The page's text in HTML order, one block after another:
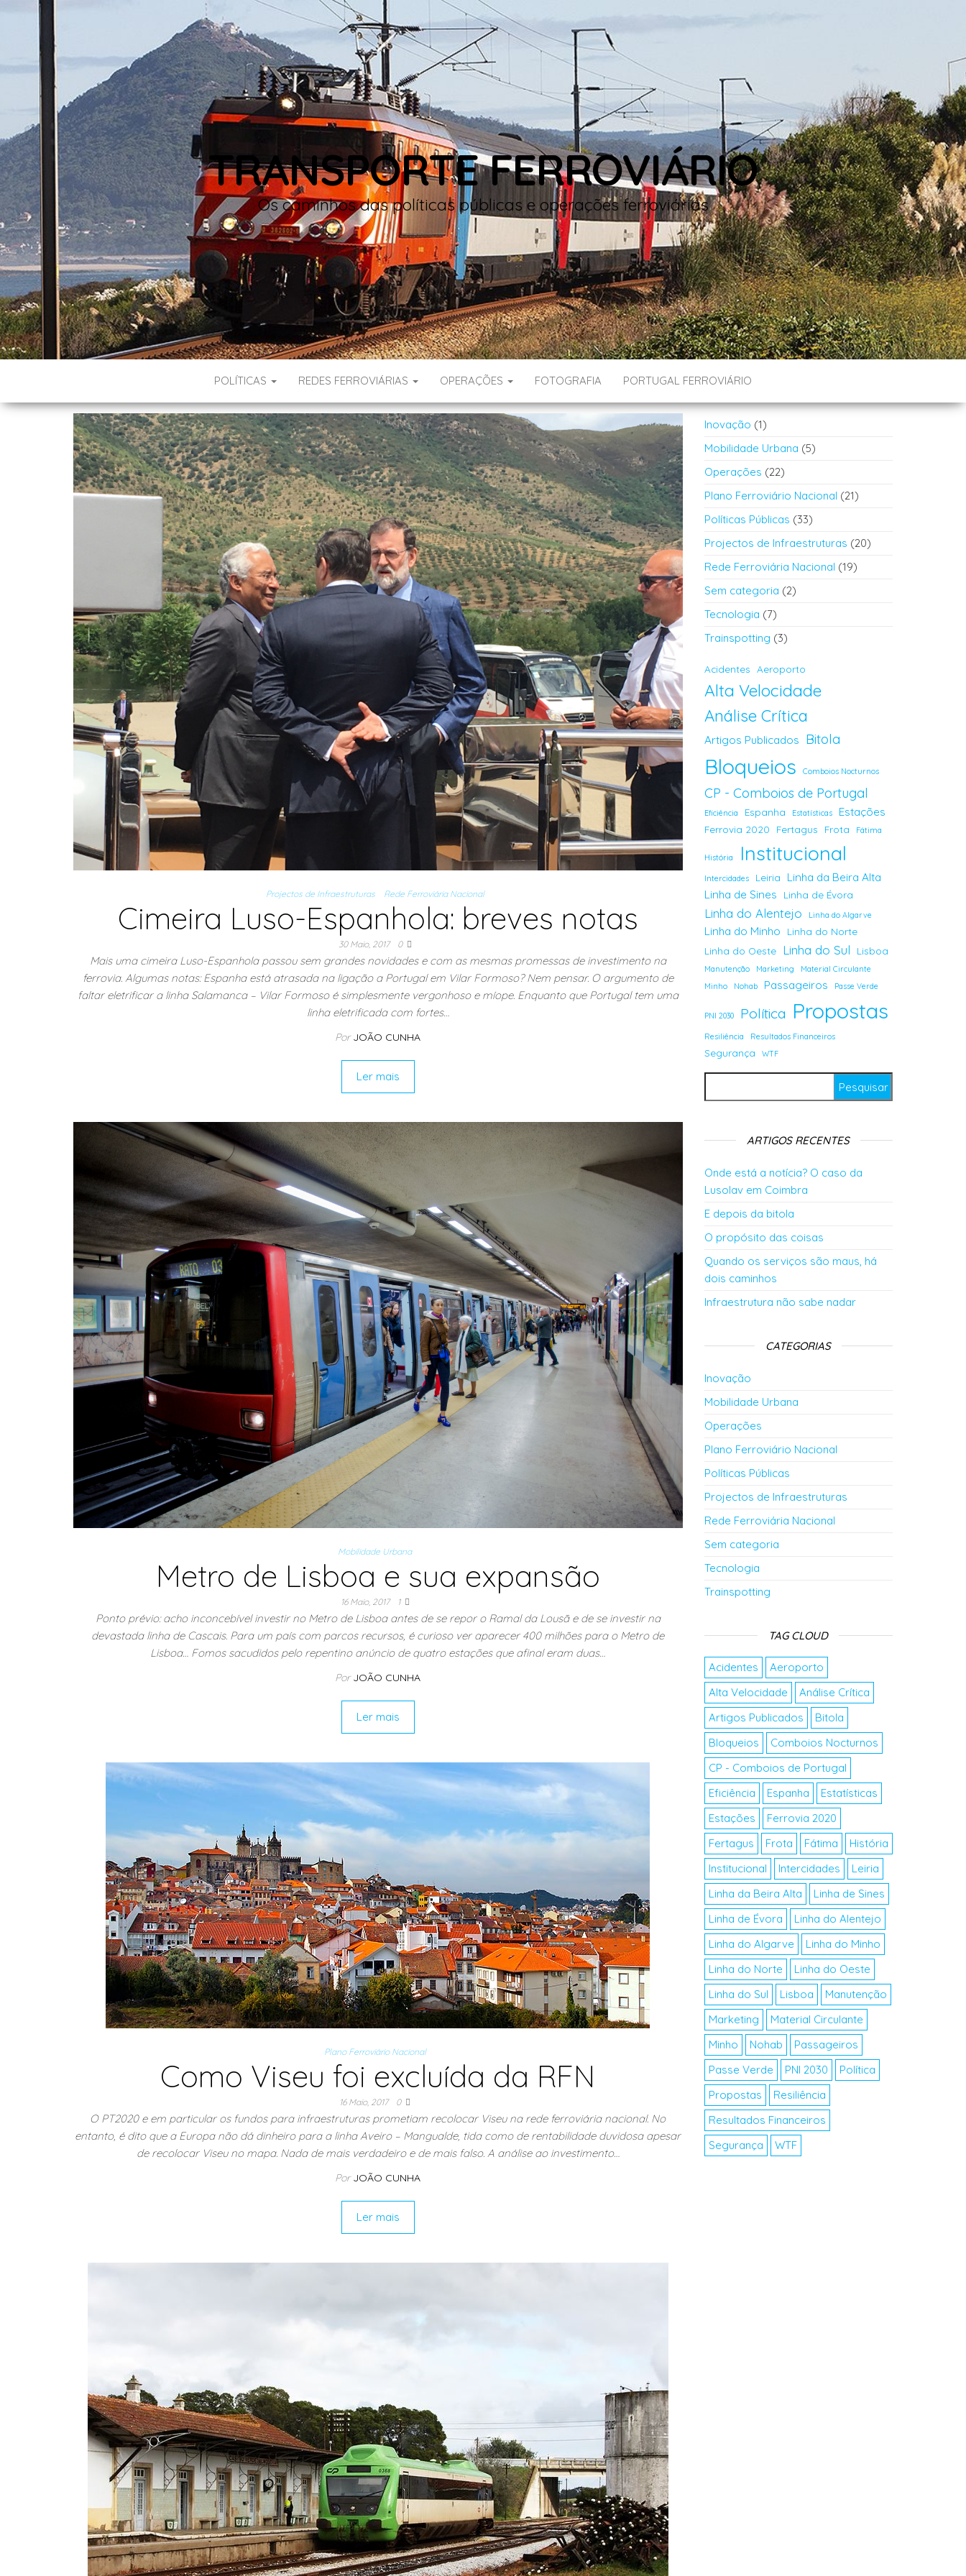
TRANSPORTE FERROVIÁRIO
Os caminhos das políticas públicas e operações ferroviárias
POLÍTICAS REDES FERROVIÁRIAS OPERAÇÕES FOTOGRAFIA PORTUGAL FERROVIÁRIO
Projectos de Infraestruturas Rede Ferroviária Nacional
Cimeira Luso-Espanhola: breves notas
30 Maio, 2017 0
Mais uma cimeira Luso-Espanhola passou sem grandes novidades e com as mesmas promessas de investimento na
ferrovia. Algumas notas: Espanha está atrasada na ligação a Portugal em Vilar Formoso? Nem pensar. O argumento de
faltar eletrificar a linha Salamanca – Vilar Formoso é simplesmente vergonhoso e míope. Enquanto que Portugal tem uma
linha eletrificada com fortes…
Por JOÃO CUNHA
Ler mais
Mobilidade Urbana
Metro de Lisboa e sua expansão
16 Maio, 2017 1
Ponto prévio: acho inconcebível investir no Metro de Lisboa antes de se repor o Ramal da Lousã e de se investir na
devastada linha de Cascais. Para um país com parcos recursos, é curioso ver aparecer 400 milhões para o Metro de
Lisboa… Fomos sacudidos pelo repentino anúncio de quatro estações que afinal eram duas…
Por JOÃO CUNHA
Ler mais
Plano Ferroviário Nacional
Como Viseu foi excluída da RFN
16 Maio, 2017 0
O PT2020 e em particular os fundos para infraestruturas prometiam recolocar Viseu na rede ferroviária nacional. No
entanto, é dito que a Europa não dá dinheiro para a linha Aveiro – Mangualde, tida como de rentabilidade duvidosa apesar
de recolocar Viseu no mapa. Nada de mais verdadeiro e de mais falso. A análise ao investimento…
Por JOÃO CUNHA
Ler mais
Inovação (1)
Mobilidade Urbana (5)
Operações (22)
Plano Ferroviário Nacional (21)
Políticas Públicas (33)
Projectos de Infraestruturas (20)
Rede Ferroviária Nacional (19)
Sem categoria (2)
Tecnologia (7)
Trainspotting (3)
Acidentes Aeroporto
Alta Velocidade
Análise Crítica
Artigos Publicados Bitola
Bloqueios Comboios Nocturnos
CP - Comboios de Portugal
Eficiência Espanha Estatísticas Estações
Ferrovia 2020 Fertagus Frota Fátima
História Institucional
Intercidades Leiria
Linha da Beira Alta
Linha de Sines
Linha de Évora
Linha do Alentejo Linha do Algarve
Linha do Minho
Linha do Norte
Linha do Oeste
Linha do Sul Lisboa
Manutenção Marketing
Material Circulante
Minho
Nohab Passageiros Passe Verde
PNI 2030 Política Propostas
Resiliência Resultados Financeiros
Segurança WTF
ARTIGOS RECENTES
Onde está a notícia? O caso da
Lusolav em Coimbra
E depois da bitola
O propósito das coisas
Quando os serviços são maus, há
dois caminhos
Infraestrutura não sabe nadar
CATEGORIAS
Inovação
Mobilidade Urbana
Operações
Plano Ferroviário Nacional
Políticas Públicas
Projectos de Infraestruturas
Rede Ferroviária Nacional
Sem categoria
Tecnologia
Trainspotting
TAG CLOUD
Acidentes
Aeroporto
Alta Velocidade
Análise Crítica
Artigos Publicados
Bitola
Bloqueios
Comboios Nocturnos
CP - Comboios de Portugal
Eficiência
Espanha
Estatísticas
Estações
Ferrovia 2020
Fertagus
Frota Fátima
História
Institucional
Intercidades
Leiria
Linha da Beira Alta
Linha de Sines
Linha de Évora
Linha do Alentejo
Linha do Algarve
Linha do Minho
Linha do Norte
Linha do Oeste
Linha do Sul
Lisboa
Manutenção
Marketing
Material Circulante
Minho
Nohab
Passageiros
Passe Verde
PNI 2030
Política
Propostas
Resiliência
Resultados Financeiros
Segurança
WTF